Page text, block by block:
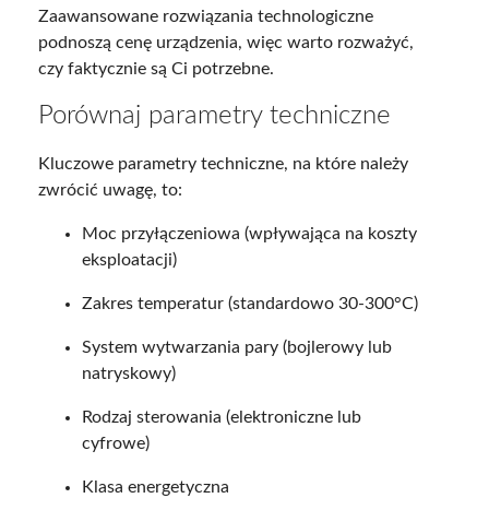
Zaawansowane rozwiązania technologiczne
podnoszą cenę urządzenia, więc warto rozważyć,
czy faktycznie są Ci potrzebne.
Porównaj parametry techniczne
Kluczowe parametry techniczne, na które należy
zwrócić uwagę, to:
Moc przyłączeniowa (wpływająca na koszty
eksploatacji)
Zakres temperatur (standardowo 30-300°C)
System wytwarzania pary (bojlerowy lub
natryskowy)
Rodzaj sterowania (elektroniczne lub
cyfrowe)
Klasa energetyczna